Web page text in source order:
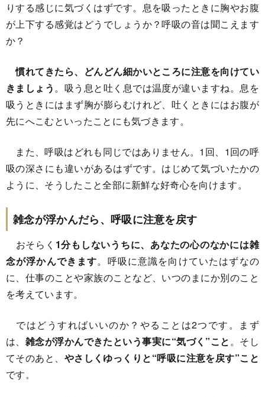
りする感じに気づくはずです。息を吸ったときに胸やお腹
が上下する感覚はどうでしょうか？呼吸の音は聞こえます
か？
慣れてきたら、どんどん細かいところに注意を向けてい
きましょう。吸う息と吐く息では温度が違いますね。息を
吸うときにはまず胸が膨らむけれど、吐くときにはお腹が
先にへこむといったことにも気づきます。
また、呼吸はどれも同じではありません。1回、1回の呼
吸の深さにも違いがあるはずです。はじめて気づいたかの
ように、そうしたこと全部に新鮮な好奇心を向けます。
雑念が浮かんだら、呼吸に注意を戻す
おそらく 1分もしないうちに、あなたの心のなかには雑
念が浮かんできます。呼吸に意識を向けていたはずなの
に、仕事のことや家族のことなど、いつのまにか別のこと
を考えています。
ではどうすればいいのか？やることは2つです。まず
は、 雑念が浮かんできたという事実に“気づく”こと。そし
てそのあと、 やさしくゆっくりと“呼吸に注意を戻す”こと
です。